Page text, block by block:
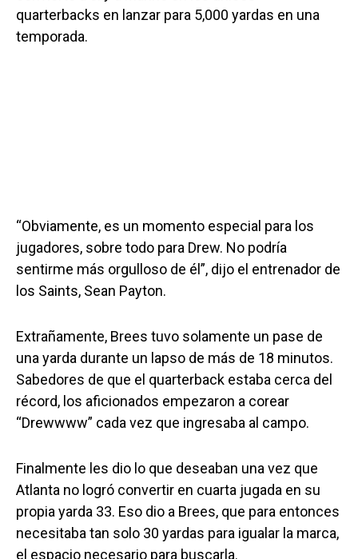
quarterbacks en lanzar para 5,000 yardas en una
temporada.
“Obviamente, es un momento especial para los
jugadores, sobre todo para Drew. No podría
sentirme más orgulloso de él”, dijo el entrenador de
los Saints, Sean Payton.
Extrañamente, Brees tuvo solamente un pase de
una yarda durante un lapso de más de 18 minutos.
Sabedores de que el quarterback estaba cerca del
récord, los aficionados empezaron a corear
“Drewwww” cada vez que ingresaba al campo.
Finalmente les dio lo que deseaban una vez que
Atlanta no logró convertir en cuarta jugada en su
propia yarda 33. Eso dio a Brees, que para entonces
necesitaba tan solo 30 yardas para igualar la marca,
el espacio necesario para buscarla.